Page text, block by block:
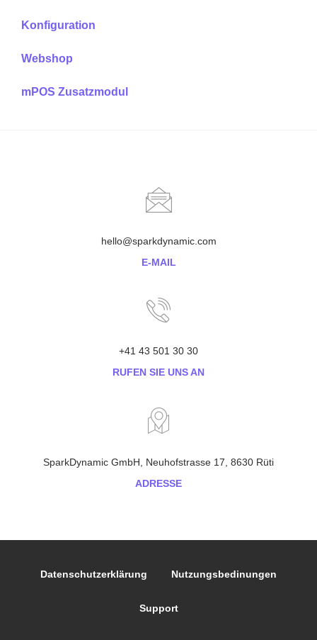
Konfiguration
Webshop
mPOS Zusatzmodul
hello@sparkdynamic.com
E-MAIL
+41 43 501 30 30
RUFEN SIE UNS AN
SparkDynamic GmbH, Neuhofstrasse 17, 8630 Rüti
ADRESSE
Datenschutzerklärung Nutzungsbedinungen
Support